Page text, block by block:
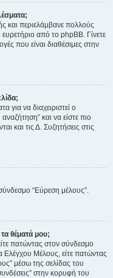
και περιελάμβανε πολλούς
από το phpBB. Γίνετε
που είναι διαθέσιμες στην
για να διαχειριστεί ο
και να είστε πιο
και τις Δ. Συζητήσεις στις
“Εύρεση μέλους”.
θέματά μου;
πατώντας στον σύνδεσμο
Μέλους, είτε πατώντας
μέσω της σελίδας του
στην κορυφή του